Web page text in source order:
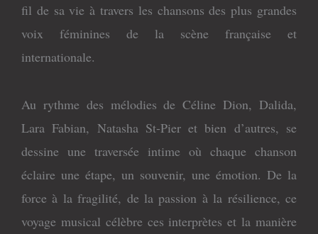
fil de sa vie à travers les chansons des plus grandes
voix féminines de la scène française et
internationale.
Au rythme des mélodies de Céline Dion, Dalida,
Lara Fabian, Natasha St-Pier et bien d’autres, se
dessine une traversée intime où chaque chanson
éclaire une étape, un souvenir, une émotion. De la
force à la fragilité, de la passion à la résilience, ce
voyage musical célèbre ces interprètes et la manière